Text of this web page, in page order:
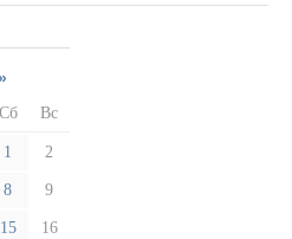
Сб Вс
1 2
8 9
15 16